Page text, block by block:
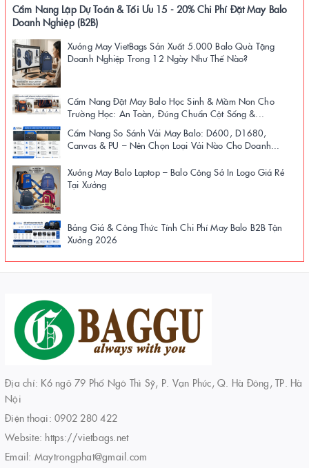
Cẩm Nang Lập Dự Toán & Tối Ưu 15 - 20% Chi Phí Đặt May Balo
Doanh Nghiệp (B2B)
Xưởng May VietBags Sản Xuất 5.000 Balo Quà Tặng
Doanh Nghiệp Trong 12 Ngày Như Thế Nào?
Cẩm Nang Đặt May Balo Học Sinh & Mầm Non Cho
Trường Học: An Toàn, Đúng Chuẩn Cột Sống &...
Cẩm Nang So Sánh Vải May Balo: D600, D1680,
Canvas & PU – Nên Chọn Loại Vải Nào Cho Doanh...
Xưởng May Balo Laptop – Balo Công Sở In Logo Giá Rẻ
Tại Xưởng
Bảng Giá & Công Thức Tính Chi Phí May Balo B2B Tận
Xưởng 2026
Địa chỉ: K6 ngõ 79 Phố Ngô Thì Sỹ, P. Vạn Phúc, Q. Hà Đông, TP. Hà
Nội
Điện thoại: 0902 280 422
Website: https://vietbags.net
Email: Maytrongphat@gmail.com